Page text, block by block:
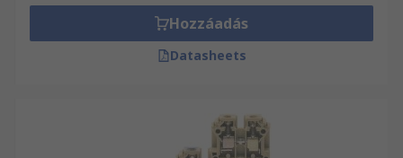
Hozzáadás
Datasheets